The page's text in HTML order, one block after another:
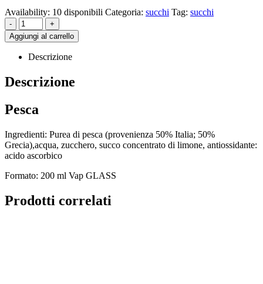
Availability: 10 disponibili Categoria: succhi Tag: succhi
-
+
Aggiungi al carrello
Descrizione
Descrizione
Pesca
Ingredienti: Purea di pesca (provenienza 50% Italia; 50%
Grecia),acqua, zucchero, succo concentrato di limone, antiossidante:
acido ascorbico
Formato: 200 ml Vap GLASS
Prodotti correlati